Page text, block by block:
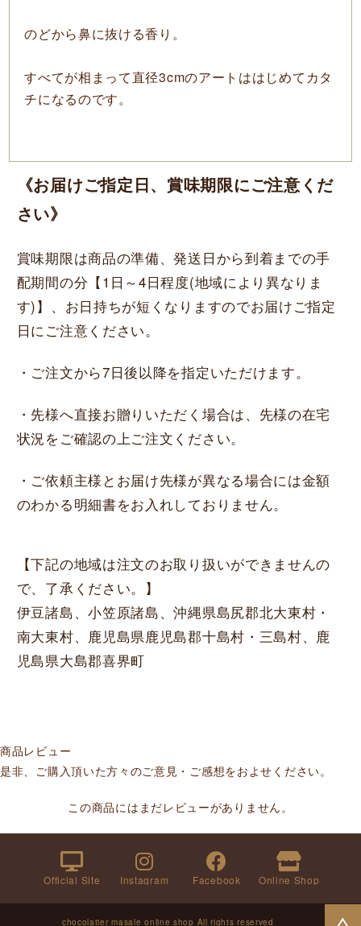
のどから鼻に抜ける香り。
すべてが相まって直径3cmのアートははじめてカタ
チになるのです。
《お届けご指定日、賞味期限にご注意くだ
さい》
賞味期限は商品の準備、発送日から到着までの手
配期間の分【1日～4日程度(地域により異なりま
す)】、お日持ちが短くなりますのでお届けご指定
日にご注意ください。
・ご注文から7日後以降を指定いただけます。
・先様へ直接お贈りいただく場合は、先様の在宅
状況をご確認の上ご注文ください。
・ご依頼主様とお届け先様が異なる場合には金額
のわかる明細書をお入れしておりません。
【下記の地域は注文のお取り扱いができませんの
で、了承ください。】
伊豆諸島、小笠原諸島、沖縄県島尻郡北大東村・
南大東村、鹿児島県鹿児島郡十島村・三島村、鹿
児島県大島郡喜界町
商品レビュー
是非、ご購入頂いた方々のご意見・ご感想をおよせください。
この商品にはまだレビューがありません。
Official Site Instagram Facebook Online Shop
chocolatier masale online shop All rights reserved